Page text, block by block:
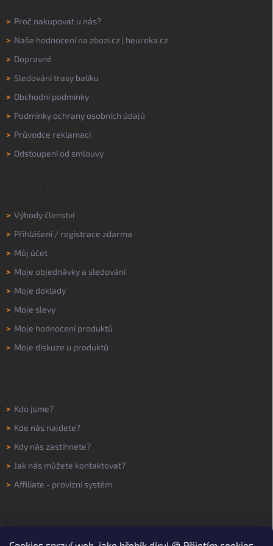
> Proč nakupovat u nás?
> Naše hodnocení na zbozi.cz | heureka.cz
> Dopravné
> Sledování trasy balíku
> Obchodní podmínky
> Podmínky ochrany osobních údajů
> Průvodce reklamací
> Odstoupení od smlouvy
> Výhody členství
> Přihlášení/ registrace zdarma
> Můj účet
> Moje objednávky a sledování
> Moje doklady
> Moje slevy
> Moje hodnocení produktů
> Moje diskuze u produktů
> Kdo jsme?
> Kde nás najdete?
> Kdy nás zastihnete?
> Jak nás můžete kontaktovat?
> Affiliate - provizní systém